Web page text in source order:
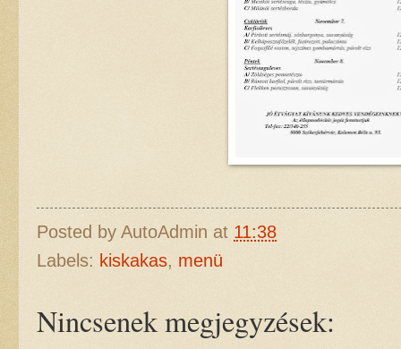
Posted by AutoAdmin at 11:38
Labels: kiskakas, menü
Nincsenek megjegyzések: